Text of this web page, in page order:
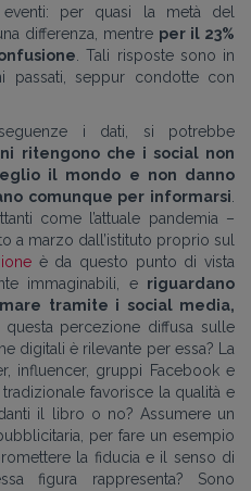
per quasi la metà del
differenza, mentre per il 23%
. Tali risposte sono in
passati, seppur condotte con
i dati, si potrebbe
ritengono che i social non
il mondo e non danno
comunque per informarsi
come l’attuale pandemia –
a marzo dall’istituto proprio sul
è da questo punto di vista
immaginabili, e riguardano
tramite i social media,
questa percezione diffusa sulle
digitali è rilevante per essa? La
influencer, gruppi Facebook e
favorisce la qualità e
il libro o no? Assumere un
per fare un esempio
la fiducia e il senso di
figura rappresenta? Sono